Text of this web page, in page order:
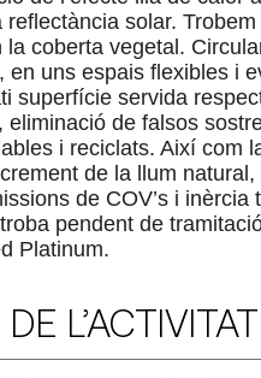
reflectància solar. Trobem
la coberta vegetal.
en uns espais flexibles i
superfície servida
eliminació de falsos
i reciclats. Així com
de la llum natural,
de COV’s i inèrcia
pendent de
Platinum.
L’ACTIVITAT